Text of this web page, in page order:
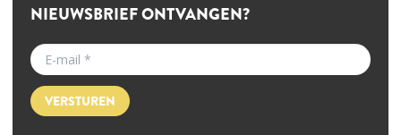
NIEUWSBRIEF ONTVANGEN?
VERSTUREN